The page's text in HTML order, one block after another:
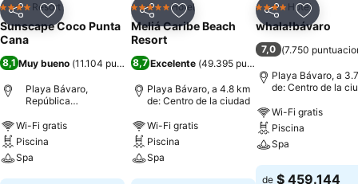
CompartirAgregar a favoritos
4 EstrellasResort
Sunscape Coco Punta
Cana
8,1 Muy bueno (11.104 puntuaciones)
Playa Bávaro,
República
Wi-Fi gratis
Piscina
Spa
CompartirAgregar a favoritos
5 EstrellasHotel
Meliá Caribe Beach
Resort
8,7 Excelente (49.395 puntuaciones
Playa Bávaro, a 4.8 km
de: Centro de la ciudad
Wi-Fi gratis
Piscina
Spa
CompartirAgregar
4 EstrellasHotel
whala!bávaro
7,0 (7.750
Playa Bávaro, a
de: Centro de la
Wi-Fi gratis
Piscina
Spa
Ver precios
de $ 459.144